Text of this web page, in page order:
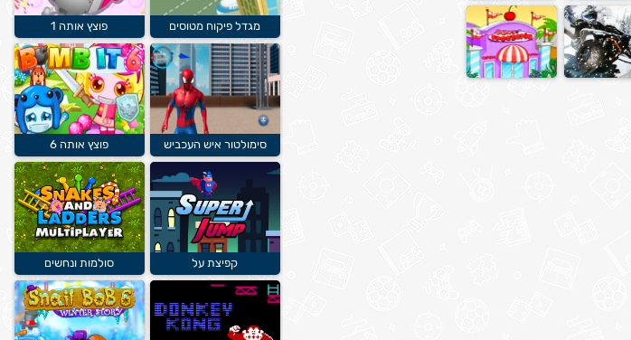
מגדל פיקוח מטוסים פוצץ אותה 1
סימולטור איש העכביש פוצץ אותה 6
קפיצת על סולמות ונחשים